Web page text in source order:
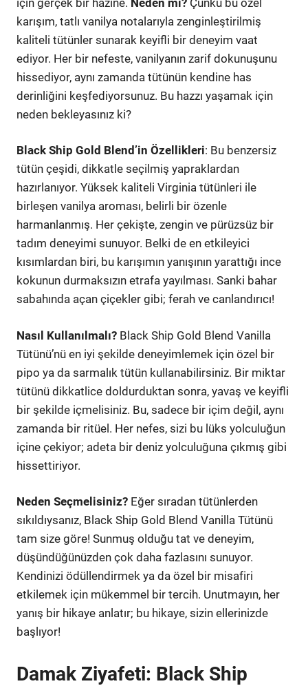
karışım, tatlı vanilya notalarıyla zenginleştirilmiş
kaliteli tütünler sunarak keyifli bir deneyim vaat
ediyor. Her bir nefeste, vanilyanın zarif dokunuşunu
hissediyor, aynı zamanda tütünün kendine has
derinliğini keşfediyorsunuz. Bu hazzı yaşamak için
neden bekleyasınız ki?
Black Ship Gold Blend’in Özellikleri: Bu benzersiz
tütün çeşidi, dikkatle seçilmiş yapraklardan
hazırlanıyor. Yüksek kaliteli Virginia tütünleri ile
birleşen vanilya aroması, belirli bir özenle
harmanlanmış. Her çekişte, zengin ve pürüzsüz bir
tadım deneyimi sunuyor. Belki de en etkileyici
kısımlardan biri, bu karışımın yanışının yarattığı ince
kokunun durmaksızın etrafa yayılması. Sanki bahar
sabahında açan çiçekler gibi; ferah ve canlandırıcı!
Nasıl Kullanılmalı? Black Ship Gold Blend Vanilla
Tütünü’nü en iyi şekilde deneyimlemek için özel bir
pipo ya da sarmalık tütün kullanabilirsiniz. Bir miktar
tütünü dikkatlice doldurduktan sonra, yavaş ve keyifli
bir şekilde içmelisiniz. Bu, sadece bir içim değil, aynı
zamanda bir ritüel. Her nefes, sizi bu lüks yolculuğun
içine çekiyor; adeta bir deniz yolculuğuna çıkmış gibi
hissettiriyor.
Neden Seçmelisiniz? Eğer sıradan tütünlerden
sıkıldıysanız, Black Ship Gold Blend Vanilla Tütünü
tam size göre! Sunmuş olduğu tat ve deneyim,
düşündüğünüzden çok daha fazlasını sunuyor.
Kendinizi ödüllendirmek ya da özel bir misafiri
etkilemek için mükemmel bir tercih. Unutmayın, her
yanış bir hikaye anlatır; bu hikaye, sizin ellerinizde
başlıyor!
Damak Ziyafeti: Black Ship